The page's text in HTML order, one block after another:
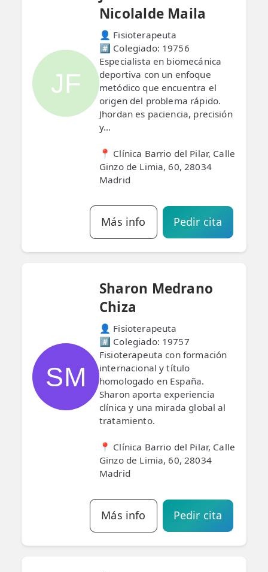
JF
Nicolalde Maila
👤 Fisioterapeuta
#️⃣ Colegiado: 19756
Especialista en biomecánica
deportiva con un enfoque
metódico que encuentra el
origen del problema rápido.
Jhordan es paciencia, precisión
y...
📍 Clínica Barrio del Pilar, Calle
Ginzo de Limia, 60, 28034
Madrid
Más info Pedir cita
SM
Sharon Medrano
Chiza
👤 Fisioterapeuta
#️⃣ Colegiado: 19757
Fisioterapeuta con formación
internacional y título
homologado en España.
Sharon aporta experiencia
clínica y una mirada global al
tratamiento.
📍 Clínica Barrio del Pilar, Calle
Ginzo de Limia, 60, 28034
Madrid
Más info Pedir cita